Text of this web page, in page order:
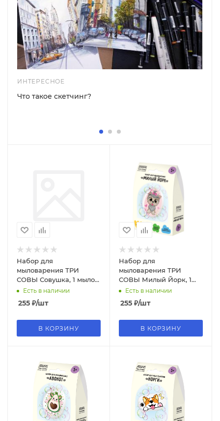
ИНТЕРЕСНОЕ
Что такое скетчинг?
Набор для
мыловарения ТРИ
СОВЫ Совушка, 1 мыло с
картинкой, картонная
коробка, 786
Есть в наличии
255 ₽/шт
В КОРЗИНУ
Набор для
мыловарения ТРИ
СОВЫ Милый Йорк, 1
мыло с картинкой,
картонная коробка, 704
Есть в наличии
255 ₽/шт
В КОРЗИНУ